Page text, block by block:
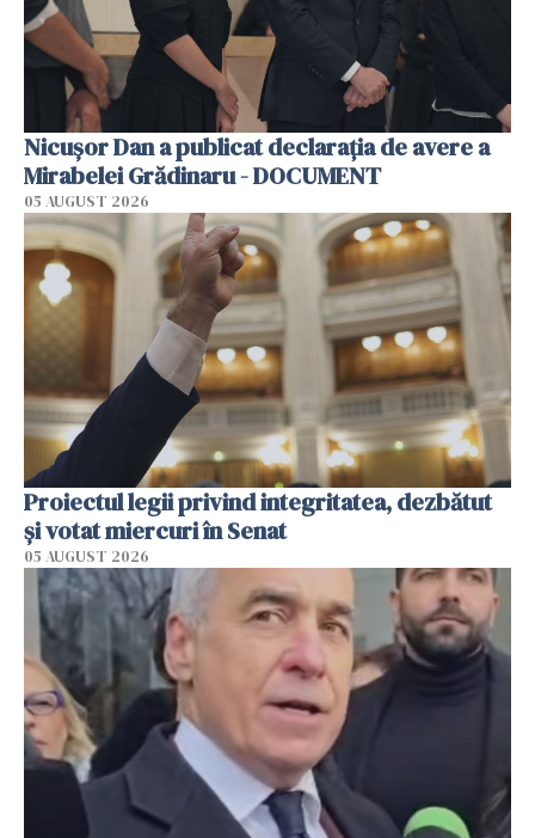
Nicușor Dan a publicat declarația de avere a
Mirabelei Grădinaru - DOCUMENT
05 AUGUST 2026
Proiectul legii privind integritatea, dezbătut
şi votat miercuri în Senat
05 AUGUST 2026